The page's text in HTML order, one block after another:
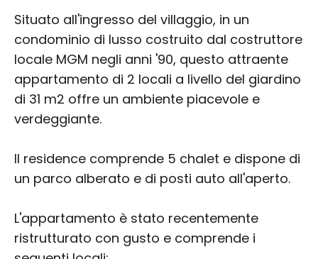
Situato all'ingresso del villaggio, in un
condominio di lusso costruito dal costruttore
locale MGM negli anni '90, questo attraente
appartamento di 2 locali a livello del giardino
di 31 m2 offre un ambiente piacevole e
verdeggiante.
Il residence comprende 5 chalet e dispone di
un parco alberato e di posti auto all'aperto.
L'appartamento è stato recentemente
ristrutturato con gusto e comprende i